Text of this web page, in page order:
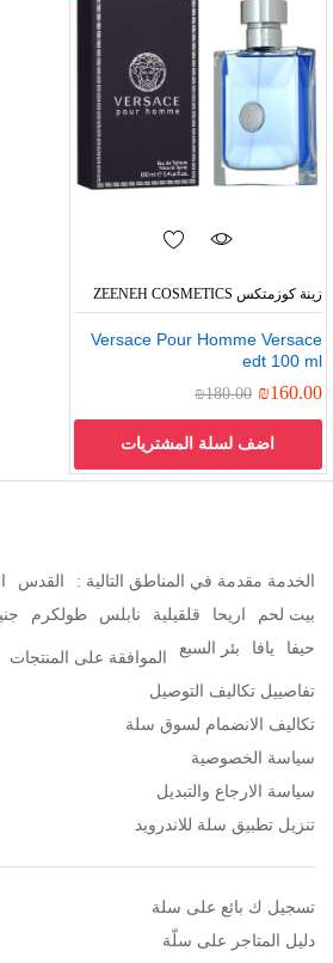
زينة كوزمتكس ZEENEH COSMETICS
Versace Pour Homme Versace
edt 100 ml
₪160.00
₪180.00
اضف لسلة المشتريات
الخدمة مقدمة في المناطق التالية : القدس
بيت لحم
اريحا قلقيلية نابلس طولكرم
حيفا
يافا بئر السبع
الموافقة على المنتجات
تفاصييل تكاليف التوصيل
تكاليف الانضمام لسوق سلة
سياسة الخصوصية
سياسة الارجاع والتبديل
تنزيل تطبيق سلة للاندرويد
تسجيل ك بائع على سلة
دليل المتاجر على سلّة